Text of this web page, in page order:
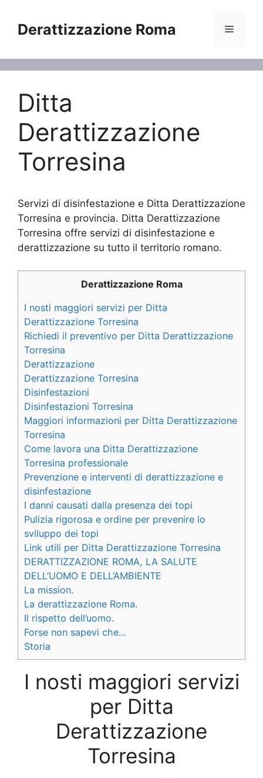
contenuto
Derattizzazione Roma Menu
Ditta
Derattizzazione
Torresina
Servizi di disinfestazione e Ditta Derattizzazione
Torresina e provincia. Ditta Derattizzazione
Torresina offre servizi di disinfestazione e
derattizzazione su tutto il territorio romano.
Derattizzazione Roma
I nosti maggiori servizi per Ditta
Derattizzazione Torresina
Richiedi il preventivo per Ditta Derattizzazione
Torresina
Derattizzazione
Derattizzazione Torresina
Disinfestazioni
Disinfestazioni Torresina
Maggiori informazioni per Ditta Derattizzazione
Torresina
Come lavora una Ditta Derattizzazione
Torresina professionale
Prevenzione e interventi di derattizzazione e
disinfestazione
I danni causati dalla presenza dei topi
Pulizia rigorosa e ordine per prevenire lo
sviluppo dei topi
Link utili per Ditta Derattizzazione Torresina
DERATTIZZAZIONE ROMA, LA SALUTE
DELL’UOMO E DELL’AMBIENTE
La mission.
La derattizzazione Roma.
Il rispetto dell’uomo.
Forse non sapevi che…
Storia
I nosti maggiori servizi
per Ditta
Derattizzazione
Torresina